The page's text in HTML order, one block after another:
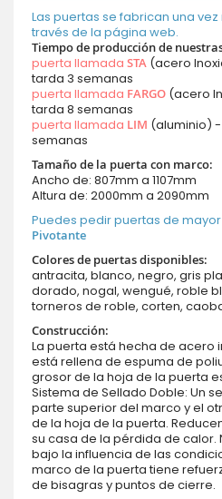
Las puertas se fabrican una
través de la página web.
Tiempo de producción de
puerta llamada STA (acero
tarda 3 semanas
puerta llamada FARGO (acero
tarda 8 semanas
puerta llamada LIM (aluminio)
semanas
Tamaño de la puerta con marco:
Ancho de: 807mm a 1107mm
Altura de: 2000mm a 2090mm
Puedes pedir puertas de
Pivotante
Colores de puertas disponibles:
antracita, blanco, negro, gris
dorado, nogal, wengué, roble
torneros de roble, corten,
Construcción:
La puerta está hecha de acero
está rellena de espuma de
grosor de la hoja de la puerta
Sistema de Sellado Doble: Un
parte superior del marco y el
de la hoja de la puerta.
su casa de la pérdida de calor.
bajo la influencia de las
marco de la puerta tiene
de bisagras y puntos de cierre.